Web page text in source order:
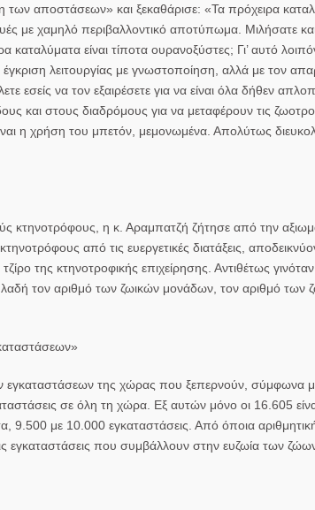
αποστάσεων» και ξεκαθάρισε: «Τα πρόχειρα
με χαμηλό περιβαλλοντικό αποτύπωμα. Μιλήσατε
είναι τίποτα ουρανοξύστες; Γι’ αυτό
λειτουργίας με γνωστοποίηση, αλλά με τον
να τον εξαιρέσετε για να είναι όλα δήθεν
και στους διαδρόμους για να μεταφέρουν τις
η χρήση του μπετόν, μεμονωμένα. Απολύτως
κτηνοτρόφους, η κ. Αραμπατζή ζήτησε από την
από τις ευεργετικές διατάξεις,
της κτηνοτροφικής επιχείρησης. Αντιθέτως
τον αριθμό των ζωικών μονάδων, τον αριθμό των
εγκαταστάσεων της χώρας που ξεπερνούν, σύμφωνα
σε όλη τη χώρα. Εξ αυτών μόνο οι 16.605
9.500 με 10.000 εγκαταστάσεις. Από όποια
που συμβάλλουν στην ευζωία των